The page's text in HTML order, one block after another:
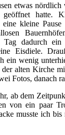
etwas
geöffnet hatte.
kleine Pause
Tag dadurch
Eisdiele.
ein wenig
alten Kirche
Fotos, danach
ab dem
von ein paar
musste ich